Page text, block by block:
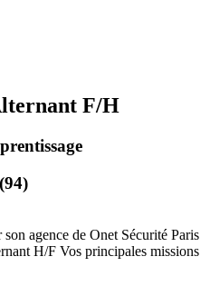
F/H
agence de Onet Sécurité Paris
H/F Vos principales missions